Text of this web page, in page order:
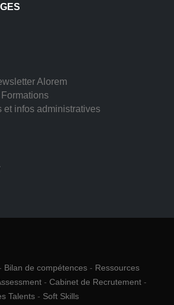
Alorem
et infos administratives
Bilan de compétences - Ressources
- Cabinet de Recrutement -
Talents - Soft Skills